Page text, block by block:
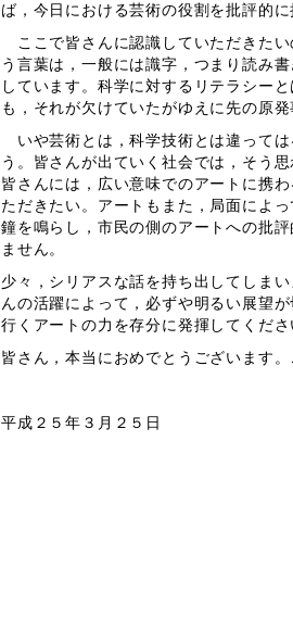
ば，今日における芸術の役割を批評的
ここで皆さんに認識していただきた
う言葉は，一般には識字，つまり読み
しています。科学に対するリテラシー
も，それが欠けていたがゆえに先の原
いや芸術とは，科学技術とは違っては
う。皆さんが出ていく社会では，そう
皆さんには，広い意味でのアートに携
ただきたい。アートもまた，局面によ
鐘を鳴らし，市民の側のアートへの批
ません。
少々，シリアスな話を持ち出してしま
んの活躍によって，必ずや明るい展望
行くアートの力を存分に発揮してくださ
皆さん，本当におめでとうございます
平成２５年３月２５日